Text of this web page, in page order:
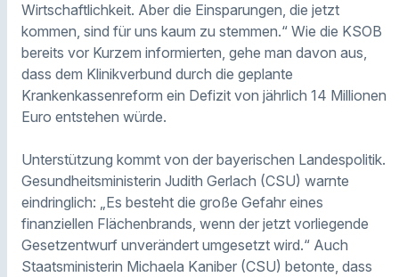
Wirtschaftlichkeit. Aber die Einsparungen, die jetzt
kommen, sind für uns kaum zu stemmen.“ Wie die KSOB
bereits vor Kurzem informierten, gehe man davon aus,
dass dem Klinikverbund durch die geplante
Krankenkassenreform ein Defizit von jährlich 14 Millionen
Euro entstehen würde.
Unterstützung kommt von der bayerischen Landespolitik.
Gesundheitsministerin Judith Gerlach (CSU) warnte
eindringlich: „Es besteht die große Gefahr eines
finanziellen Flächenbrands, wenn der jetzt vorliegende
Gesetzentwurf unverändert umgesetzt wird.“ Auch
Staatsministerin Michaela Kaniber (CSU) betonte, dass